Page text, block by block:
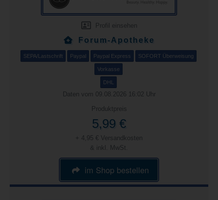
Profil einsehen
Forum-Apotheke
SEPA/Lastschrift Paypal Paypal Express SOFORT Überweisung
Vorkasse
DHL
Daten vom 09.08.2026 16:02 Uhr
Produktpreis
5,99 €
+ 4,95 € Versandkosten
& inkl. MwSt.
im Shop bestellen